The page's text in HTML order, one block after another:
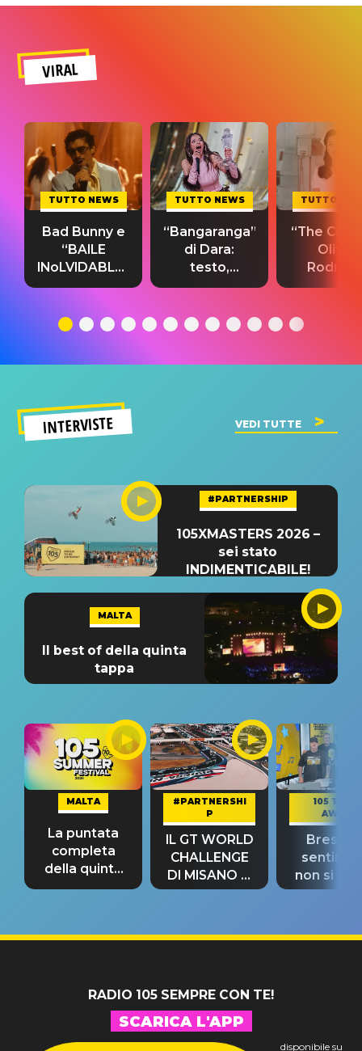
VIRAL
TUTTO NEWS
Bad Bunny e
“BAILE
INoLVIDABLE”:
testo,
significato
TUTTO NEWS
“Bangaranga”
di Dara:
testo,
traduzione e
del singolo
TUTTO
“The
Olivia
testo,
INTERVISTE VEDI TUTTE
#PARTNERSHIP
105XMASTERS 2026 –
sei stato
INDIMENTICABILE!
MALTA
Il best of della quinta
tappa
MALTA
La puntata
completa
della quinta
tappa
#PARTNERSHI
P
IL GT WORLD
CHALLENGE
DI MISANO si
riconferma
105 TAKE
AWAY
Bresh:
non si
fino alla
RADIO 105 SEMPRE CON TE!
SCARICA L'APP
disponibile su